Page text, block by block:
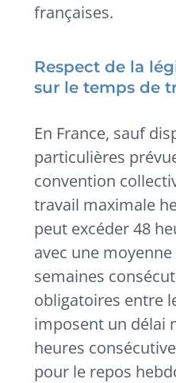
françaises.
Respect de la
sur le temps de
En France, sauf
particulières
convention
travail maximale
peut excéder 48
avec une
semaines
obligatoires entre
imposent un délai
heures
pour le repos